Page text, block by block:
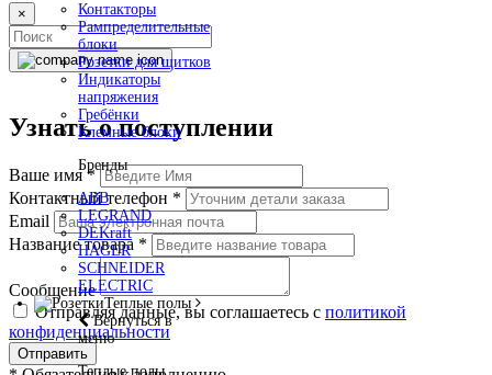
Контакторы
Рампределительные
блоки
Розетки для щитков
Индикаторы
напряжения
Гребёнки
Клемные блоки
Бренды
ABB
LEGRAND
DEKraft
HAGER
SCHNEIDER
ELECTRIC
Теплые полы
Вернуться в
меню
Теплые полы
×
Узнать о поступлении
Ваше имя*
Контактный телефон *
Email
Название товара *
Сообщение
Отправляя данные, вы соглашаетесь с политикой
конфиденциальности
Отправить